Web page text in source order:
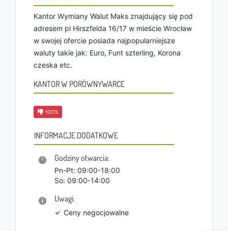
Kantor Wymiany Walut Maks znajdujący się pod
adresem pl Hirszfelda 16/17 w mieście Wrocław
w swojej ofercie posiada najpopularniejsze
waluty takie jak: Euro, Funt szterling, Korona
czeska etc.
KANTOR W PORÓWNYWARCE
100%
INFORMACJE DODATKOWE
Godziny otwarcia:
Pn-Pt: 09:00-18:00
So: 09:00-14:00
Uwagi:
Ceny negocjowalne